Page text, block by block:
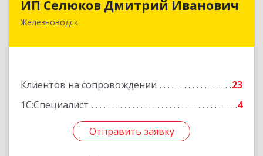
ИП Селюков Дмитрий Иванович
Железноводск
Клиентов на сопровождении
23
1С:Специалист
4
Отправить заявку
357400, Ставропольский край, Железноводск г,
Отправить заявку